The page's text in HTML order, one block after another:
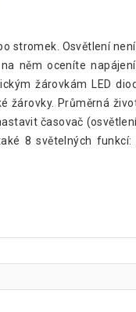
stromek. Osvětlení
něm oceníte
žárovkám LED
Průměrná
časovač
8 světelných